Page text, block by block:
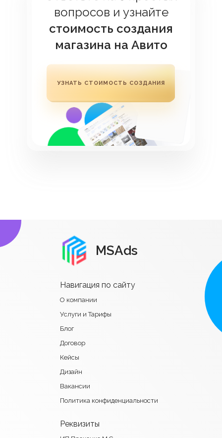
вопросов и узнайте
стоимость создания
магазина на Авито
УЗНАТЬ СТОИМОСТЬ СОЗДАНИЯ
MSAds
Навигация по сайту
О компании
Блог
Кейсы
Дизайн
Вакансии
Услуги и Тарифы
Договор
Политика конфиденциальности
Реквизиты